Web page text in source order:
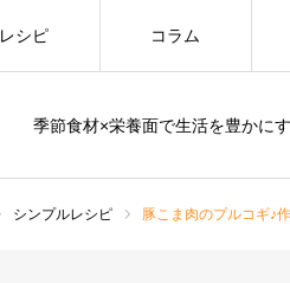
季節食材×栄養面で生活を豊かに
レシピ コラム
シンプルレシピ 豚こま肉のプルコギ♪